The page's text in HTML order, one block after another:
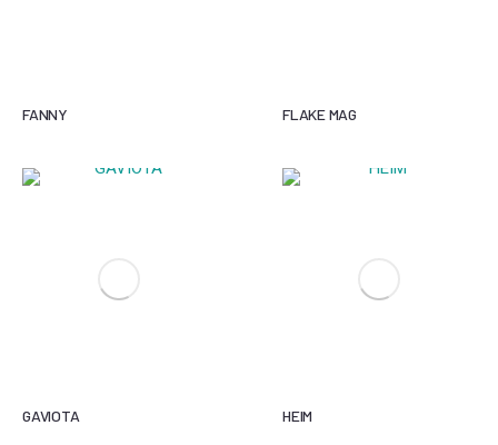
FANNY FLAKE MAG
GAVIOTA HEIM